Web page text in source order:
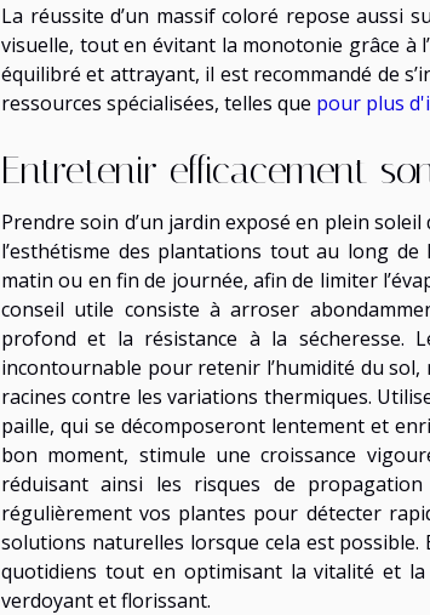
La réussite d’un massif coloré repose
visuelle, tout en évitant la monotonie grâce à
équilibré et attrayant, il est recommandé de
ressources spécialisées, telles que pour plus
Entretenir efficacement
Prendre soin d’un jardin exposé en plein
l’esthétisme des plantations tout au long
matin ou en fin de journée, afin de limiter
conseil utile consiste à arroser
profond et la résistance à la sécheresse.
incontournable pour retenir l’humidité du
racines contre les variations thermiques.
paille, qui se décomposeront lentement et
bon moment, stimule une croissance
réduisant ainsi les risques de
régulièrement vos plantes pour détecter
solutions naturelles lorsque cela est
quotidiens tout en optimisant la vitalité et
verdoyant et florissant.